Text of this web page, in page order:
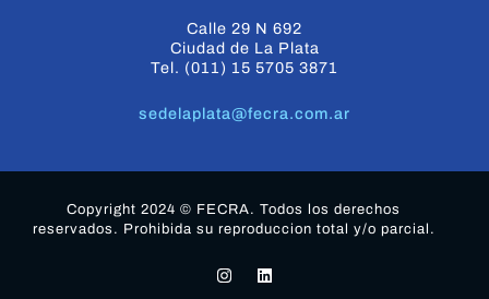
Calle 29 N 692
Ciudad de La Plata
Tel. (011) 15 5705 3871
sedelaplata@fecra.com.ar
Copyright 2024 © FECRA. Todos los derechos
reservados. Prohibida su reproduccion total y/o parcial.